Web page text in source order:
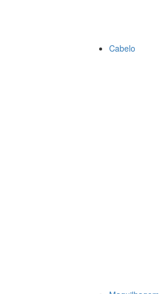
Cabelo